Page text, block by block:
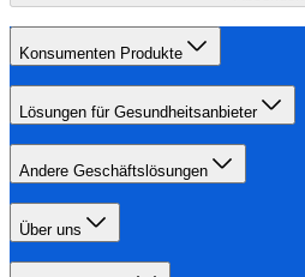
Konsumenten Produkte
Lösungen für Gesundheitsanbieter
Andere Geschäftslösungen
Über uns